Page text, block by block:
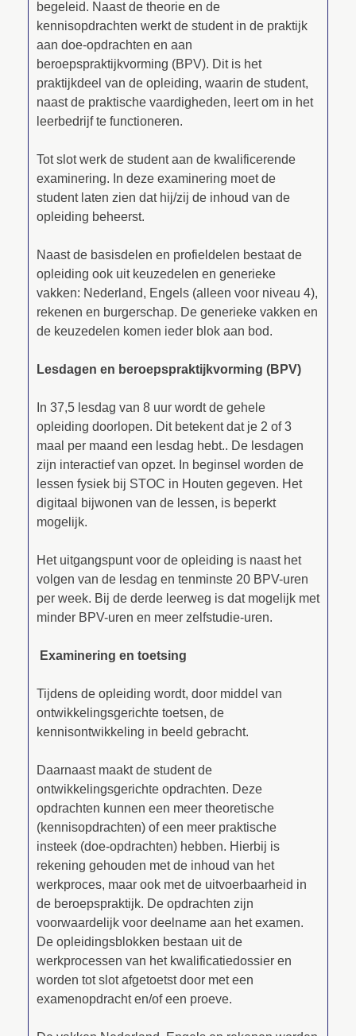
begeleid. Naast de theorie en de
kennisopdrachten werkt de student in de praktijk
aan doe-opdrachten en aan
beroepspraktijkvorming (BPV). Dit is het
praktijkdeel van de opleiding, waarin de student,
naast de praktische vaardigheden, leert om in het
leerbedrijf te functioneren.
Tot slot werk de student aan de kwalificerende
examinering. In deze examinering moet de
student laten zien dat hij/zij de inhoud van de
opleiding beheerst.
Naast de basisdelen en profieldelen bestaat de
opleiding ook uit keuzedelen en generieke
vakken: Nederland, Engels (alleen voor niveau 4),
rekenen en burgerschap. De generieke vakken en
de keuzedelen komen ieder blok aan bod.
Lesdagen en beroepspraktijkvorming (BPV)
In 37,5 lesdag van 8 uur wordt de gehele
opleiding doorlopen. Dit betekent dat je 2 of 3
maal per maand een lesdag hebt.. De lesdagen
zijn interactief van opzet. In beginsel worden de
lessen fysiek bij STOC in Houten gegeven. Het
digitaal bijwonen van de lessen, is beperkt
mogelijk.
Het uitgangspunt voor de opleiding is naast het
volgen van de lesdag en tenminste 20 BPV-uren
per week. Bij de derde leerweg is dat mogelijk met
minder BPV-uren en meer zelfstudie-uren.
Examinering en toetsing
Tijdens de opleiding wordt, door middel van
ontwikkelingsgerichte toetsen, de
kennisontwikkeling in beeld gebracht.
Daarnaast maakt de student de
ontwikkelingsgerichte opdrachten. Deze
opdrachten kunnen een meer theoretische
(kennisopdrachten) of een meer praktische
insteek (doe-opdrachten) hebben. Hierbij is
rekening gehouden met de inhoud van het
werkproces, maar ook met de uitvoerbaarheid in
de beroepspraktijk. De opdrachten zijn
voorwaardelijk voor deelname aan het examen.
De opleidingsblokken bestaan uit de
werkprocessen van het kwalificatiedossier en
worden tot slot afgetoetst door met een
examenopdracht en/of een proeve.